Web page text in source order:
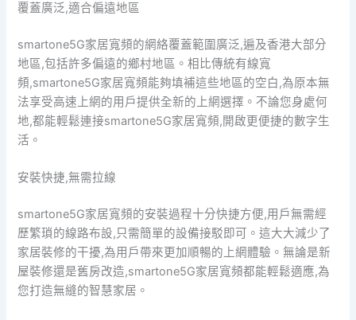
覆蓋廣泛,適合偏遠地區
smartone5G家居寬頻的網絡覆蓋範圍廣泛,遍及香港大部分
地區,包括許多偏遠的鄉村地區。相比傳統有線寬
頻,smartone5G家居寬頻能夠填補這些地區的空白,為原本無
法享受高速上網的用戶提供全新的上網選擇。不論您身處何
地,都能輕鬆連接smartone5G家居寬頻,開啟更便捷的數字生
活。
安裝快捷,無需拉線
smartone5G家居寬頻的安裝過程十分快捷方便,用戶無需經
歷繁瑣的線路布設,只需簡單的設備接駁即可。這大大減少了
家居裝修的干擾,為用戶帶來更加順暢的上網體驗。無論是新
屋裝修還是舊房改造,smartone5G家居寬頻都能輕鬆適應,為
您打造無縫的智慧家居。